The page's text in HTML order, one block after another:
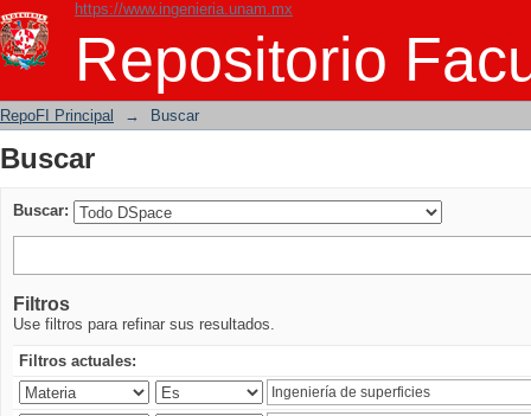
https://www.ingenieria.unam.mx
Repositorio
Buscar
RepoFI Principal → Buscar
Buscar
Buscar:
Filtros
Use filtros para refinar sus resultados.
Filtros actuales: